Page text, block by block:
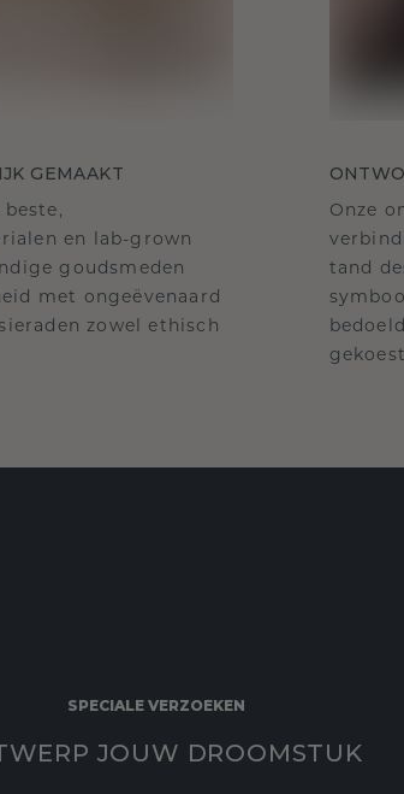
GEMAAKT
en lab-grown
goudsmeden
met ongeëvenaard
zowel ethisch
Onze
tand
SPECIALE VERZOEKEN
JOUW DROOMSTUK